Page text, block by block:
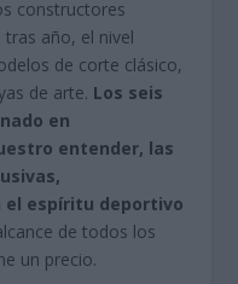
constructores
año, el nivel
de corte clásico,
de arte. Los seis
en
entender, las
el espíritu deportivo
de todos los
un precio.